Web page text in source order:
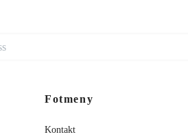
Fotmeny
Kontakt